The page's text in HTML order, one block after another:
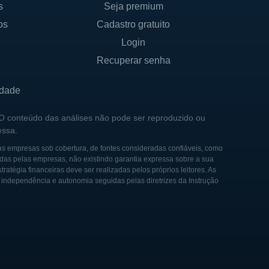
garantindo que
o tratamento de
comprometeu a
com condições
alianças com
rapidamente, a Rocket
terapias para doenças
Seja premium
Cadastro gratuito
Login
Recuperar senha
conteúdo das análises não pode ser reproduzido ou
sob cobertura, de fontes consideradas confiáveis, como
pelas empresas, não existindo garantia expressa sobre a sua
financeiras deve ser realizadas pelos próprios leitores. As
e autonomia seguidas pelas diretrizes da Instrução